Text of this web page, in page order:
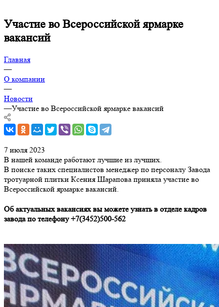
Участие во Всероссийской ярмарке
вакансий
Главная
—
О компании
—
Новости
—Участие во Всероссийской ярмарке вакансий
7 июля 2023
В нашей команде работают лучшие из лучших.
В поиске таких специалистов менеджер по персоналу Завода
тротуарной плитки Ксения Шарапова приняла участие во
Всероссийской ярмарке вакансий.
Об актуальных вакансиях вы можете узнать в отделе кадров
завода по телефону +7(3452)500-562